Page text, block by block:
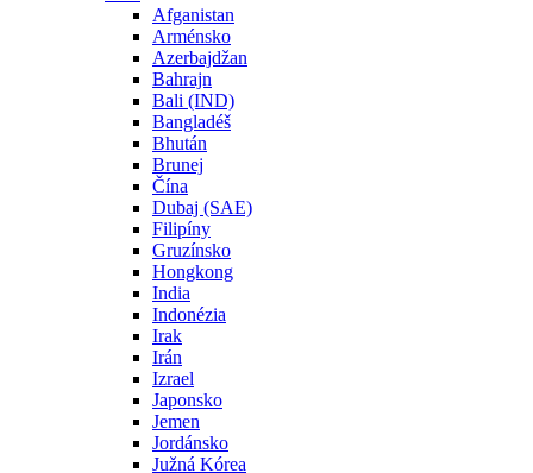
Afganistan
Arménsko
Azerbajdžan
Bahrajn
Bali (IND)
Bangladéš
Bhután
Brunej
Čína
Dubaj (SAE)
Filipíny
Gruzínsko
Hongkong
India
Indonézia
Irak
Irán
Izrael
Japonsko
Jemen
Jordánsko
Južná Kórea